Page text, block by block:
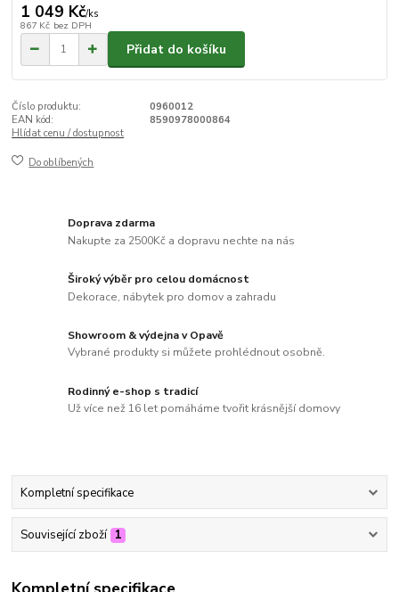
1 049 Kč/ks
867 Kč bez DPH
Přidat do košíku
Číslo produktu:
0960012
EAN kód:
8590978000864
Hlídat cenu / dostupnost
Do oblíbených
Doprava zdarma
Nakupte za 2500Kč a dopravu nechte na nás
Široký výběr pro celou domácnost
Dekorace, nábytek pro domov a zahradu
Showroom & výdejna v Opavě
Vybrané produkty si můžete prohlédnout osobně.
Rodinný e-shop s tradicí
Už více než 16 let pomáháme tvořit krásnější domovy
Kompletní specifikace
Související zboží 1